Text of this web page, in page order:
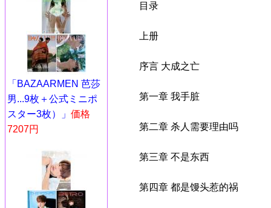
「BAZAARMEN 芭莎
男...9枚＋公式ミニポ
スター3枚）」 価格
7207円
目录
上册
序言 大成之亡
第一章 我手脏
第二章 杀人需要理由吗
第三章 不是东西
第四章 都是馒头惹的祸